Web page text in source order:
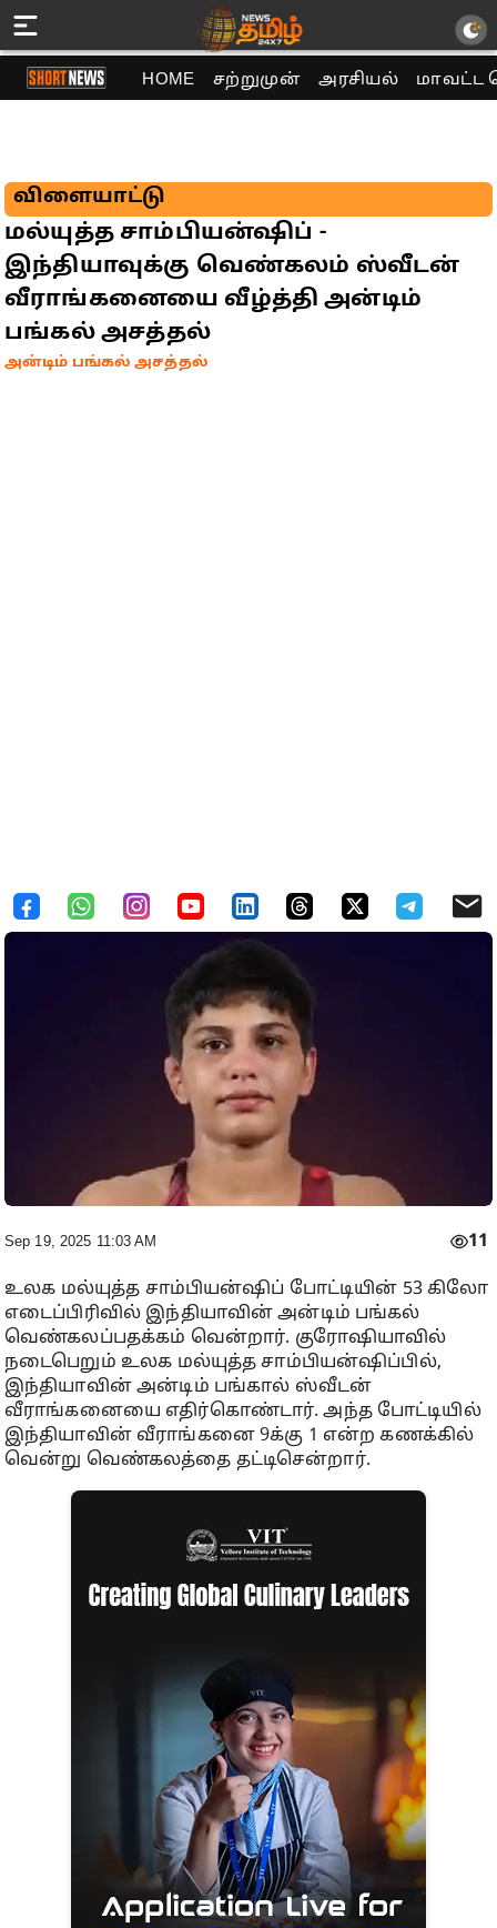
HOME சற்றுமுன் அரசியல் மாவட்ட
விளையாட்டு
மல்யுத்த சாம்பியன்ஷிப் -
இந்தியாவுக்கு வெண்கலம் ஸ்வீடன்
வீராங்கனையை வீழ்த்தி அன்டிம்
பங்கல் அசத்தல்
அன்டிம் பங்கல் அசத்தல்
Sep 19, 2025 11:03 AM 11
உலக மல்யுத்த சாம்பியன்ஷிப் போட்டியின் 53 கிலோ
எடைப்பிரிவில் இந்தியாவின் அன்டிம் பங்கல்
வெண்கலப்பதக்கம் வென்றார். குரோஷியாவில்
நடைபெறும் உலக மல்யுத்த சாம்பியன்ஷிப்பில்,
இந்தியாவின் அன்டிம் பங்கால் ஸ்வீடன்
வீராங்கனையை எதிர்கொண்டார். அந்த போட்டியில்
இந்தியாவின் வீராங்கனை 9க்கு 1 என்ற கணக்கில்
வென்று வெண்கலத்தை தட்டிசென்றார்.